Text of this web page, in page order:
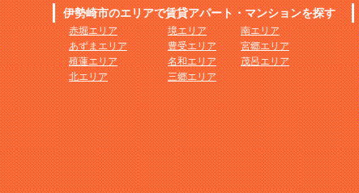
伊勢崎市のエリアで賃貸アパート・マンションを探す
赤堀エリア
あずまエリア
殖蓮エリア
北エリア
境エリア
豊受エリア
名和エリア
三郷エリア
南エリア
宮郷エリア
茂呂エリア